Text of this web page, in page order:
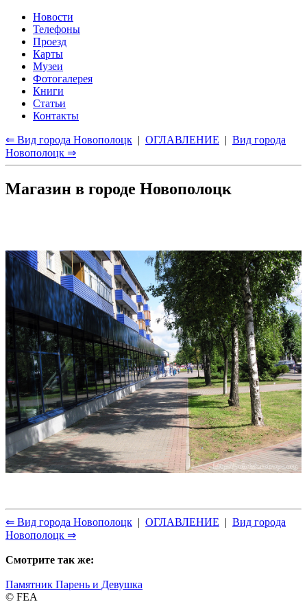
Новости
Телефоны
Проезд
Карты
Музеи
Фотогалерея
Книги
Статьи
Контакты
⇐ Вид города Новополоцк | ОГЛАВЛЕНИЕ | Вид города
Новополоцк ⇒
Магазин в городе Новополоцк
⇐ Вид города Новополоцк | ОГЛАВЛЕНИЕ | Вид города
Новополоцк ⇒
Смотрите так же:
Памятник Парень и Девушка
© FEA